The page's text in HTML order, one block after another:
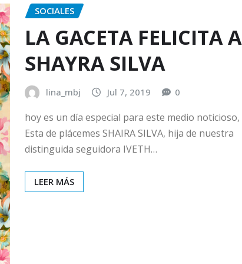
SOCIALES
LA GACETA FELICITA A
SHAYRA SILVA
lina_mbj Jul 7, 2019 0
hoy es un día especial para este medio noticioso,
Esta de plácemes SHAIRA SILVA, hija de nuestra
distinguida seguidora IVETH…
LEER MÁS